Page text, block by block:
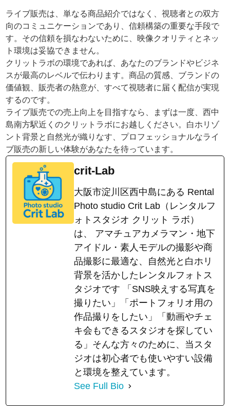
ライブ販売は、単なる商品紹介ではなく、視聴者との双方
向のコミュニケーションであり、信頼構築の重要な手段で
す。その信頼を損なわないために、映像クオリティとネッ
ト環境は妥協できません。
クリットラボの環境であれば、あなたのブランドやビジネ
スが最高のレベルで伝わります。商品の質感、ブランドの
価値観、販売者の熱意が、すべて視聴者に届く配信が実現
するのです。
ライブ販売での売上向上を目指すなら、まずは一度、西中
島南方駅近くのクリットラボにお越しください。白ホリゾ
ント背景と自然光が織りなす、プロフェッショナルなライ
ブ販売の新しい体験があなたを待っています。
crit-Lab
大阪市淀川区西中島にある Rental
Photo studio Crit Lab（レンタルフ
ォトスタジオ クリット ラボ）
は、 アマチュアカメラマン・地下
アイドル・素人モデルの撮影や商
品撮影に最適な、自然光と白ホリ
背景を活かしたレンタルフォトス
タジオです 「SNS映えする写真を
撮りたい」「ポートフォリオ用の
作品撮りをしたい」「動画やチェ
キ会もできるスタジオを探してい
る」そんな方々のために、当スタ
ジオは初心者でも使いやすい設備
と環境を整えています。
See Full Bio